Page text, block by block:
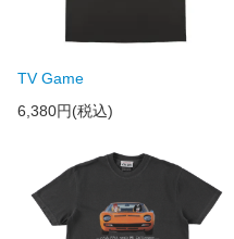
TV Game
6,380円(税込)